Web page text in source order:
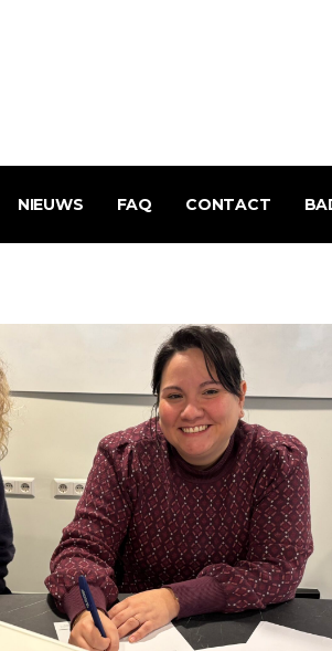
NIEUWS FAQ CONTACT